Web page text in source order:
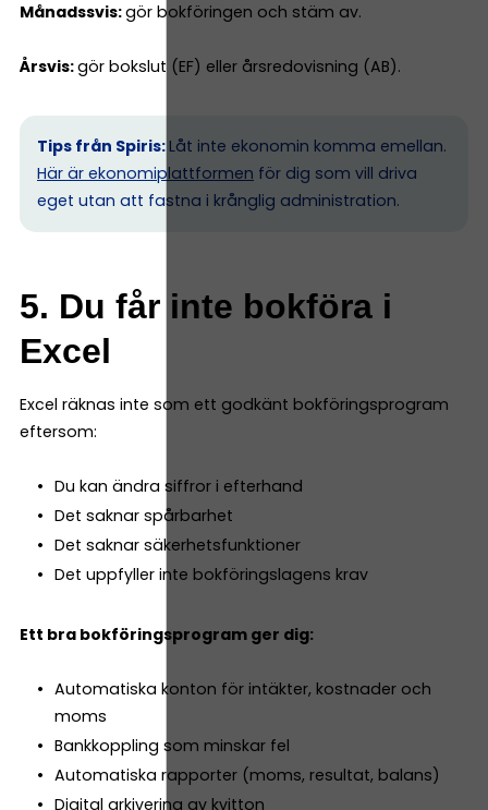
Månadssvis:gör bokföringen och stäm av.
Årsvis:gör bokslut (EF) eller årsredovisning (AB).
Tips från Spiris: Låt inte ekonomin komma emellan.
Här är ekonomiplattformen för dig som vill driva
eget utan att fastna i krånglig administration.
5. Du får inte bokföra i
Excel
Excel räknas inte som ett godkänt bokföringsprogram
eftersom:
Du kan ändra siffror i efterhand
Det saknar spårbarhet
Det saknar säkerhetsfunktioner
Det uppfyller inte bokföringslagens krav
Ett bra bokföringsprogram ger dig:
Automatiska konton för intäkter, kostnader och
moms
Bankkoppling som minskar fel
Automatiska rapporter (moms, resultat, balans)
Digital arkivering av kvitton